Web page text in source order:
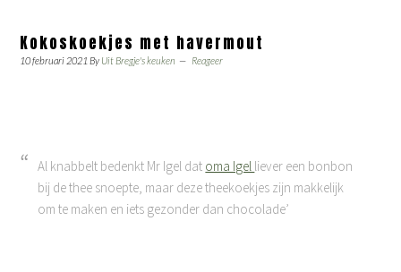
Kokoskoekjes met havermout
10 februari 2021 By Uit Bregje's keuken Reageer
Al knabbelt bedenkt Mr Igel dat oma Igel liever een bonbon
bij de thee snoepte, maar deze theekoekjes zijn makkelijk
om te maken en iets gezonder dan chocolade’